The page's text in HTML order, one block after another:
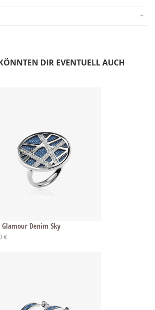
DIR EVENTUELL AUCH
Glamour Denim Sky
€